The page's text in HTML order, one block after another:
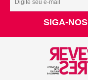
SIGA-NOS